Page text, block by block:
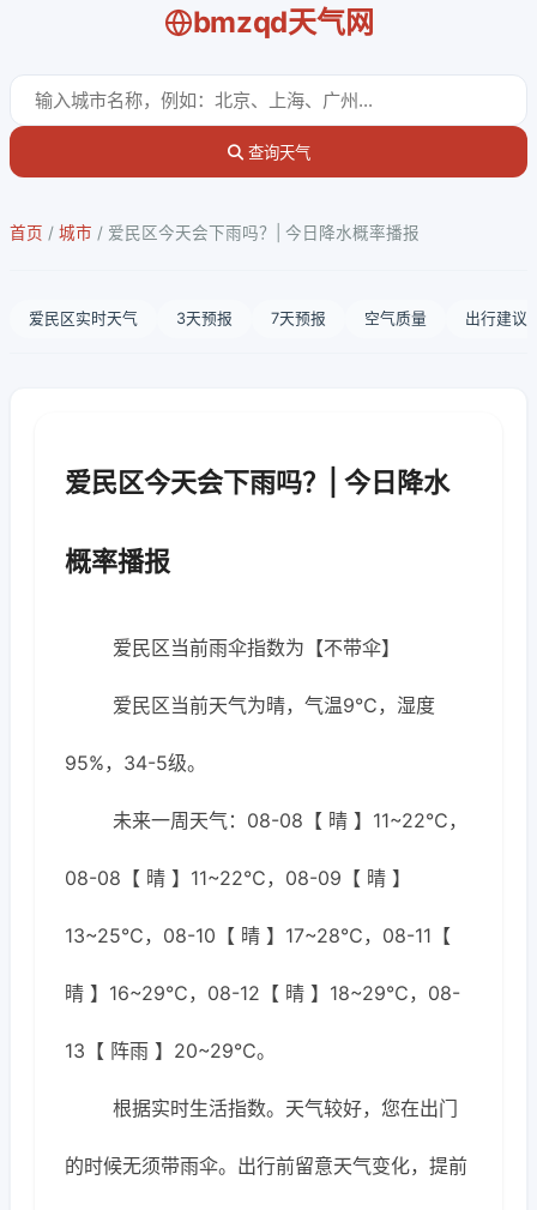
bmzqd天气网
查询天气
首页 / 城市 / 爱民区今天会下雨吗？| 今日降水概率播报
爱民区实时天气 3天预报 7天预报 空气质量 出行建议
爱民区今天会下雨吗？| 今日降水
概率播报
爱民区当前雨伞指数为【不带伞】
爱民区当前天气为晴，气温9℃，湿度
95%，34-5级。
未来一周天气：08-08【 晴 】11~22℃，
08-08【 晴 】11~22℃，08-09【 晴 】
13~25℃，08-10【 晴 】17~28℃，08-11【
晴 】16~29℃，08-12【 晴 】18~29℃，08-
13【 阵雨 】20~29℃。
根据实时生活指数。天气较好，您在出门
的时候无须带雨伞。出行前留意天气变化，提前